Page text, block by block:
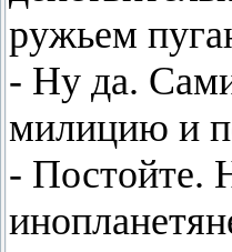
ружьем
- Ну да.
милицию и
- Постойте.